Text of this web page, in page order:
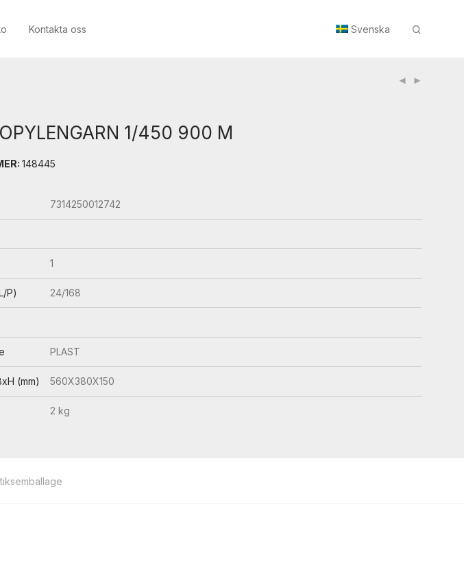
Kontakta oss Svenska
1/450 900 M
148445
7314250012742
1
P) 24/168
PLAST
(mm) 560X380X150
2 kg